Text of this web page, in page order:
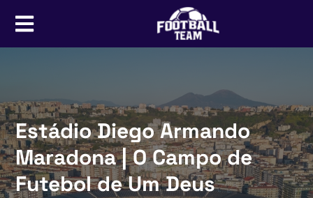
Estádio Diego Armando
Maradona | O Campo de
Futebol de Um Deus